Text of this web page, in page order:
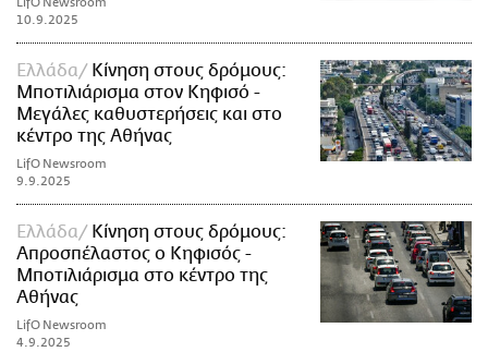
10.9.2025
Ελλάδα
Κίνηση στους δρόμους:
Μποτιλιάρισμα στον Κηφισό -
Μεγάλες καθυστερήσεις και στο
κέντρο της Αθήνας
LifO Newsroom
9.9.2025
Ελλάδα
Κίνηση στους δρόμους:
Απροσπέλαστος ο Κηφισός -
Μποτιλιάρισμα στο κέντρο της
Αθήνας
LifO Newsroom
4.9.2025